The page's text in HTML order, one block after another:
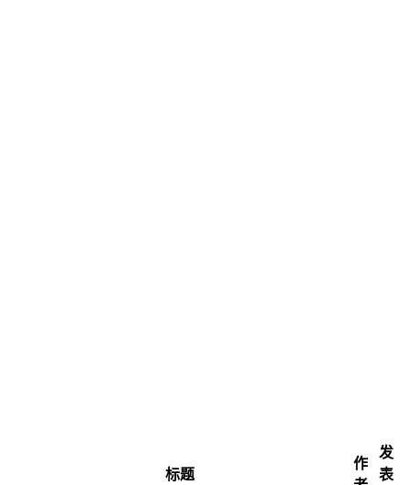
标题
作
发
表